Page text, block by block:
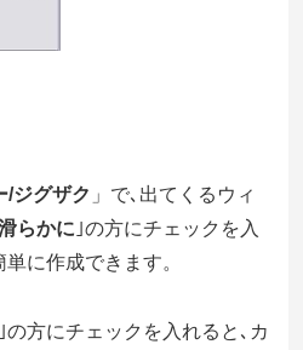
/ジグザク 」で､出てくるウィ
らかに ｣の方にチェックを入
に作成できます。
｣の方にチェックを入れると､カ